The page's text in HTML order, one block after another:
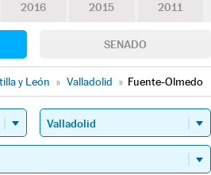
2016 2015 2011
SENADO
y León » Valladolid » Fuente-Olmedo